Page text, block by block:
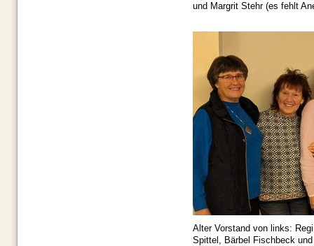
und Margrit Stehr (es fehlt
Alter Vorstand von links:
Spittel, Bärbel Fischbeck